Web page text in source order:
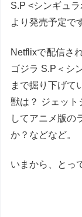
S.P <シンギュ
より発売予定で
Netflixで配信さ
ゴジラ S.P＜シ
まで掘り下げて
獣は？ ジェット
してアニメ版の
か？などなど。
いまから、とっ